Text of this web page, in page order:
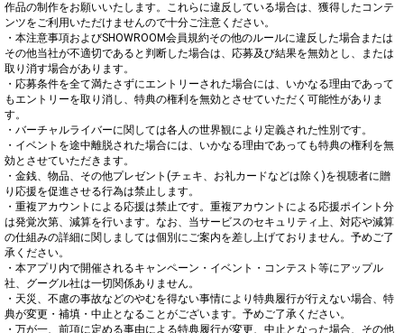
作品の制作をお願いいたします。これらに違反している場合は、獲得したコンテ
ンツをご利用いただけませんので十分ご注意ください。
・本注意事項およびSHOWROOM会員規約その他のルールに違反した場合または
その他当社が不適切であると判断した場合は、応募及び結果を無効とし、または
取り消す場合があります。
・応募条件を全て満たさずにエントリーされた場合には、いかなる理由であって
もエントリーを取り消し、特典の権利を無効とさせていただく可能性がありま
す。
・バーチャルライバーに関しては各人の世界観により定義された性別です。
・イベントを途中離脱された場合には、いかなる理由であっても特典の権利を無
効とさせていただきます。
・金銭、物品、その他プレゼント(チェキ、お礼カードなどは除く)を視聴者に贈
り応援を促進させる行為は禁止します。
・重複アカウントによる応援は禁止です。重複アカウントによる応援ポイント分
は発覚次第、減算を行います。なお、当サービスのセキュリティ上、対応や減算
の仕組みの詳細に関しましては個別にご案内を差し上げておりません。予めご了
承ください。
・本アプリ内で開催されるキャンペーン・イベント・コンテスト等にアップル
社、グーグル社は一切関係ありません。
・天災、不慮の事故などのやむを得ない事情により特典履行が行えない場合、特
典が変更・補填・中止となることがございます。予めご了承ください。
・万が一、前項に定める事由による特典履行が変更、中止となった場合、その他